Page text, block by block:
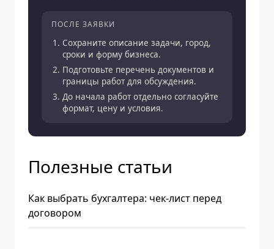
ПОСЛЕ ЗАЯВКИ
Сохраните описание задачи, город,
сроки и форму бизнеса.
Подготовьте перечень документов и
границы работ для обсуждения.
До начала работ отдельно согласуйте
формат, цену и условия.
Полезные статьи
Как выбрать бухгалтера: чек-лист перед
договором